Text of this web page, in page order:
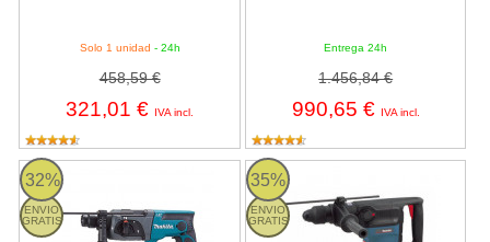
Solo 1 unidad - 24h
458,59 €
321,01 € IVA incl.
Entrega 24h
1.456,84 €
990,65 € IVA incl.
32%
ENVIO
GRATIS
Makita DHR202 - Martillo ligero 18V LXT 20mm
35%
ENVIO
GRATIS
Martillo perforador Makita